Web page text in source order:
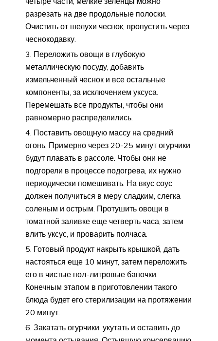
разрезать на две продольные полоски.
Очистить от шелухи чеснок, пропустить через
чеснокодавку.
Переложить овощи в глубокую
металлическую посуду, добавить
измельченный чеснок и все остальные
компоненты, за исключением уксуса.
Перемешать все продукты, чтобы они
равномерно распределились.
Поставить овощную массу на средний
огонь. Примерно через 20-25 минут огурчики
будут плавать в рассоле. Чтобы они не
подгорели в процессе подогрева, их нужно
периодически помешивать. На вкус соус
должен получиться в меру сладким, слегка
соленым и острым. Протушить овощи в
томатной заливке еще четверть часа, затем
влить уксус, и проварить полчаса.
Готовый продукт накрыть крышкой, дать
настояться еще 10 минут, затем переложить
его в чистые пол-литровые баночки.
Конечным этапом в приготовлении такого
блюда будет его стерилизации на протяжении
20 минут.
Закатать огурчики, укутать и оставить до